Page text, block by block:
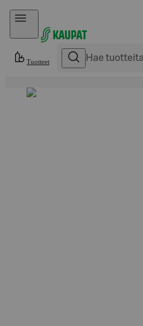
Hyppää sisältöön
Tuotteet